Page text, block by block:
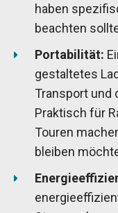
haben
beachten
Portabilität:
gestaltetes
Transport und
Praktisch für
Touren
bleiben